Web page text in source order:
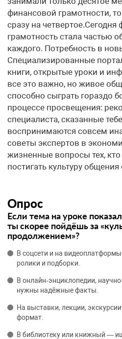
финансовой грамотности,
сразу на четвертое.Сегодня
грамотность стала частью
каждого. Потребность в
Специализированные
книги, открытые уроки и
все это важно, но живое
способно сыграть гораздо
процессе просвещения:
специалиста, сказанные
воспринимаются совсем
советы экспертов в
жизненные вопросы тех,
постигать культуру
Опрос
Если тема на уроке
ты скорее пойдёшь за
продолжением»?
В соцсети и на
ролики и подборки.
В онлайн‑энциклопедии,
нужны надёжные факты.
На выставки, лекции,
формат.
В библиотеку или книжный —